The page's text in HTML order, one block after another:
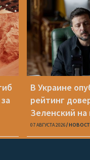
В Украине
рейтинг
Зеленский
07 АВГУСТА 2026